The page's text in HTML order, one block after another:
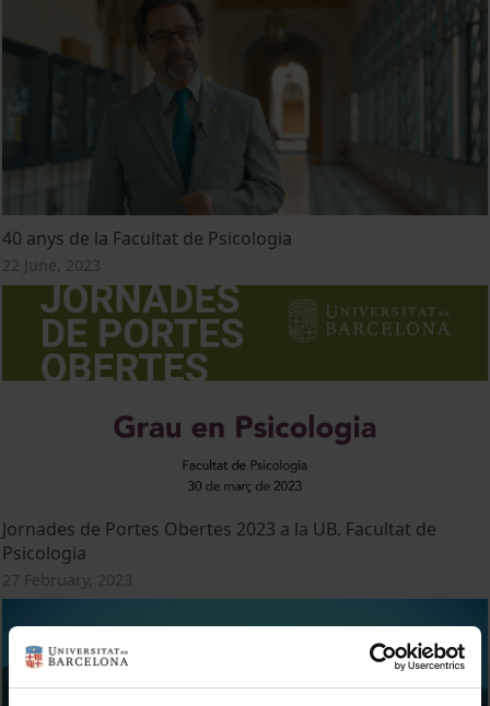
40 anys de la Facultat de Psicologia
22 June, 2023
Jornades de Portes Obertes 2023 a la UB. Facultat de
Psicologia
27 February, 2023